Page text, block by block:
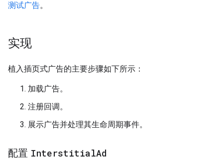
测试广告。
实现
植入插页式广告的主要步骤如下所示：
加载广告。
注册回调。
展示广告并处理其生命周期事件。
配置 InterstitialAd